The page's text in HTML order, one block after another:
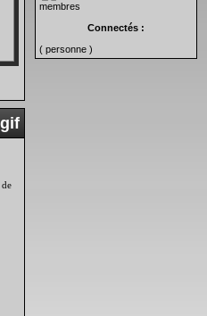
membres
Connectés :
( personne )